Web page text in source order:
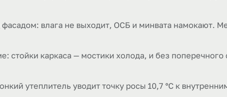
фасадом: влага не выходит, ОСБ и минвата намокают.
стойки каркаса — мостики холода, и без поперечного
утеплитель уводит точку росы 10,7 °C к